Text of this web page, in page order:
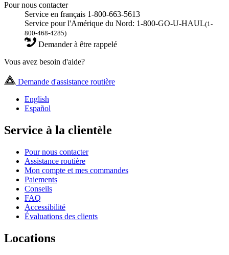
Pour nous contacter
Service en français 1-800-663-5613
Service pour l'Amérique du Nord: 1-800-GO-U-HAUL(1-
800-468-4285)
Demander à être rappelé
Vous avez besoin d'aide?
Demande d'assistance routière
English
Español
Service à la clientèle
Pour nous contacter
Assistance routière
Mon compte et mes commandes
Paiements
Conseils
FAQ
Accessibilité
Évaluations des clients
Locations